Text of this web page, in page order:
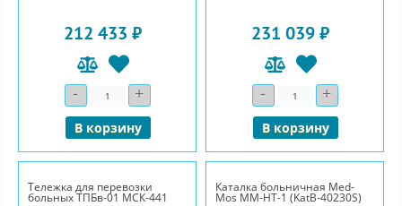
212 433 ₽
- Количество+
В корзину
231 039 ₽
- Количество+
В корзину
Тележка для перевозки
больных ТПБв-01 МСК-441
Каталка больничная Med-
Mos ММ-НТ-1 (KatB-40230S)